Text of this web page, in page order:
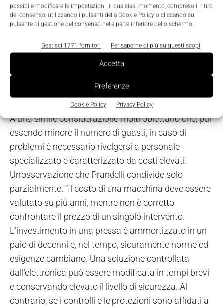
possibile modificare le impostazioni in qualsiasi momento, compreso il ritiro
del consenso, utilizzando i pulsanti della Cookie Policy o cliccando sul
pulsante di gestione del consenso nella parte inferiore dello schermo.
Gestisci 1771 fornitori Per saperne di più su questi scopi
Accetta
Preferenze
Cookie Policy Privacy Policy
sicurezza, ma anche l’incremento della produttività.
Certo i costi iniziali risultano maggiori, ma non
componentistica meccanica, l’elettronica non è
soggetta ad usura e, quindi, le caratteristiche di
prevenzione dei pericoli rimangono invariate nel
tempo. Anche il numero di guasti risulta
sensibilmente minore”.
A una simile considerazione molti obiettano che, pur
essendo minore il numero di guasti, in caso di
problemi è necessario rivolgersi a personale
specializzato e caratterizzato da costi elevati.
Un’osservazione che Prandelli condivide solo
parzialmente. “Il costo di una macchina deve essere
valutato su più anni, mentre non è corretto
confrontare il prezzo di un singolo intervento.
L’investimento in una pressa è ammortizzato in un
paio di decenni e, nel tempo, sicuramente norme ed
esigenze cambiano. Una soluzione controllata
dall’elettronica può essere modificata in tempi brevi
e conservando elevato il livello di sicurezza. Al
contrario, se i controlli e le protezioni sono affidati a